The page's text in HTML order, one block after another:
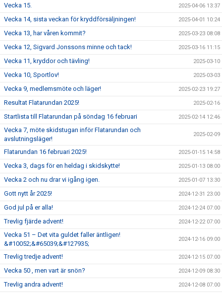
Vecka 15. 2025-04-06 13:37
Vecka 14, sista veckan för kryddförsäljningen! 2025-04-01 10:24
Vecka 13, har våren kommit? 2025-03-23 08:08
Vecka 12, Sigvard Jonssons minne och tack! 2025-03-16 11:15
Vecka 11, kryddor och tävling! 2025-03-10
Vecka 10, Sportlov! 2025-03-03
Vecka 9, medlemsmöte och läger! 2025-02-23 19:27
Resultat Flatarundan 2025! 2025-02-16
Startlista till Flatarundan på söndag 16 februari 2025-02-14 12:46
Vecka 7, möte skidstugan inför Flatarundan och
avslutningsläger!
2025-02-09
Flatarundan 16 februari 2025! 2025-01-15 14:58
Vecka 3, dags för en heldag i skidskytte! 2025-01-13 08:00
Vecka 2 och nu drar vi igång igen. 2025-01-07 13:30
Gott nytt år 2025! 2024-12-31 23:00
God jul på er alla! 2024-12-24 07:00
Trevlig fjärde advent! 2024-12-22 07:00
Vecka 51 – Det vita guldet faller äntligen!
&#10052;&#65039;&#127935;
2024-12-16 09:00
Trevlig tredje advent! 2024-12-15 07:00
Vecka 50 , men vart är snön? 2024-12-09 08:30
Trevlig andra advent! 2024-12-08 07:00